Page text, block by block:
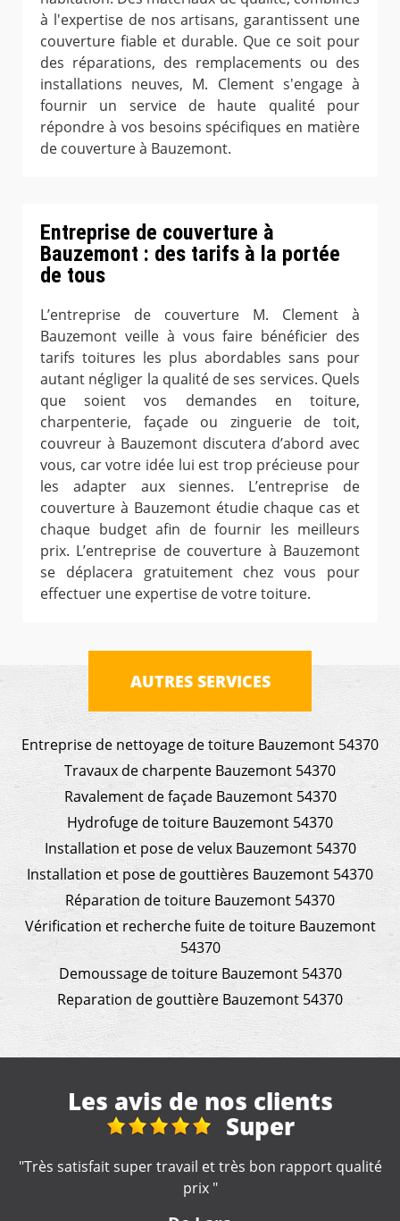
à l'expertise de nos artisans, garantissent une
couverture fiable et durable. Que ce soit pour
des réparations, des remplacements ou des
installations neuves, M. Clement s'engage à
fournir un service de haute qualité pour
répondre à vos besoins spécifiques en matière
de couverture à Bauzemont.
Entreprise de couverture à
Bauzemont : des tarifs à la portée
de tous
L’entreprise de couverture M. Clement à
Bauzemont veille à vous faire bénéficier des
tarifs toitures les plus abordables sans pour
autant négliger la qualité de ses services. Quels
que soient vos demandes en toiture,
charpenterie, façade ou zinguerie de toit,
couvreur à Bauzemont discutera d’abord avec
vous, car votre idée lui est trop précieuse pour
les adapter aux siennes. L’entreprise de
couverture à Bauzemont étudie chaque cas et
chaque budget afin de fournir les meilleurs
prix. L’entreprise de couverture à Bauzemont
se déplacera gratuitement chez vous pour
effectuer une expertise de votre toiture.
AUTRES SERVICES
Entreprise de nettoyage de toiture Bauzemont 54370
Travaux de charpente Bauzemont 54370
Ravalement de façade Bauzemont 54370
Hydrofuge de toiture Bauzemont 54370
Installation et pose de velux Bauzemont 54370
Installation et pose de gouttières Bauzemont 54370
Réparation de toiture Bauzemont 54370
Vérification et recherche fuite de toiture Bauzemont
54370
Demoussage de toiture Bauzemont 54370
Reparation de gouttière Bauzemont 54370
Les avis de nos clients
Travaux de
couverture
"Je recommande, très sérieux !! "